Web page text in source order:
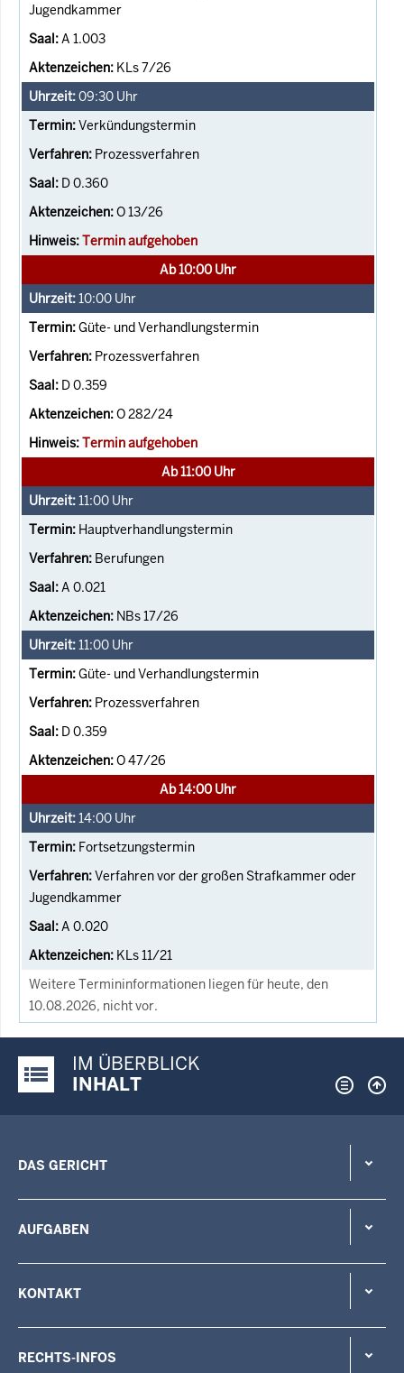
Jugendkammer
A 1.003
KLs 7/26
09:30 Uhr
Verkündungstermin
Prozessverfahren
D 0.360
O 13/26
Termin aufgehoben
Ab 10:00 Uhr
10:00 Uhr
Güte- und Verhandlungstermin
Prozessverfahren
D 0.359
O 282/24
Termin aufgehoben
Ab 11:00 Uhr
11:00 Uhr
Hauptverhandlungstermin
Berufungen
A 0.021
NBs 17/26
11:00 Uhr
Güte- und Verhandlungstermin
Prozessverfahren
D 0.359
O 47/26
Ab 14:00 Uhr
14:00 Uhr
Fortsetzungstermin
Verfahren vor der großen Strafkammer oder
Jugendkammer
A 0.020
KLs 11/21
Weitere Termininformationen liegen für heute, den
10.08.2026, nicht vor.
Justiz-Portal im Überblick:
IM ÜBERBLICK
INHALT
DAS GERICHT
AUFGABEN
KONTAKT
RECHTS-INFOS